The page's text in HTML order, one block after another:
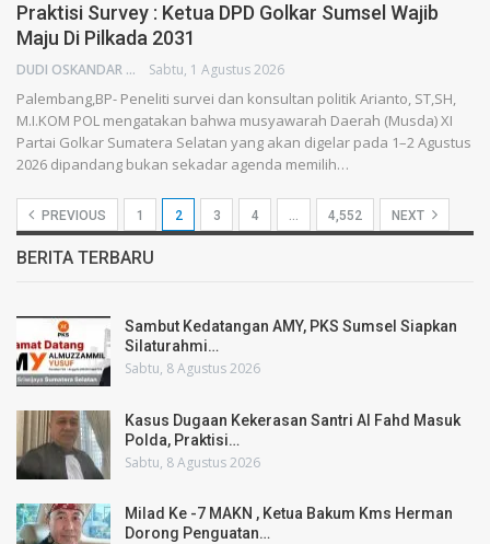
Praktisi Survey : Ketua DPD Golkar Sumsel Wajib
Maju Di Pilkada 2031
DUDI OSKANDAR Sabtu, 1 Agustus 2026
Palembang,BP- Peneliti survei dan konsultan politik Arianto, ST,SH,
M.I.KOM POL mengatakan bahwa musyawarah Daerah (Musda) XI
Partai Golkar Sumatera Selatan yang akan digelar pada 1–2 Agustus
2026 dipandang bukan sekadar agenda memilih…
PREVIOUS 1 2 3 4 … 4,552 NEXT
BERITA TERBARU
Sambut Kedatangan AMY, PKS Sumsel Siapkan
Silaturahmi…
Sabtu, 8 Agustus 2026
Kasus Dugaan Kekerasan Santri Al Fahd Masuk
Polda, Praktisi…
Sabtu, 8 Agustus 2026
Milad Ke -7 MAKN , Ketua Bakum Kms Herman
Dorong Penguatan…